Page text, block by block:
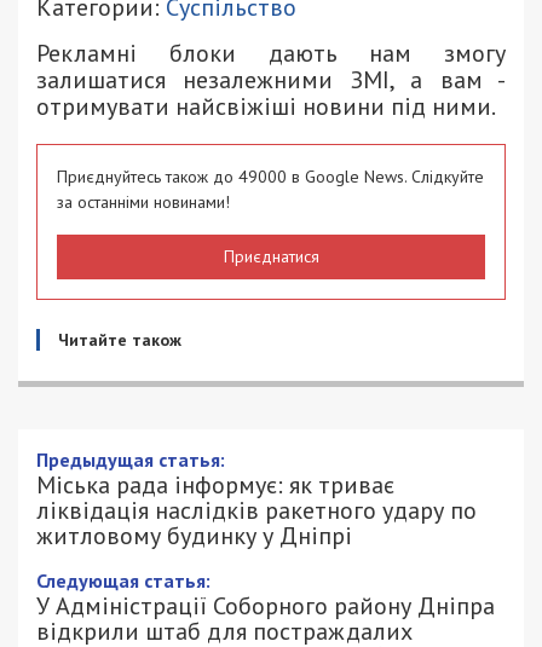
Категории: Суспільство
Рекламні блоки дають нам змогу
залишатися незалежними ЗМІ, а вам -
отримувати найсвіжіші новини під ними.
Приєднуйтесь також до 49000 в Google News. Слідкуйте
за останніми новинами!
Приєднатися
Читайте також
Міська рада інформує: як триває
ліквідація наслідків ракетного удару
по житловому будинку у Дніпрі
15/01/2023 - 13:25
ПЕТРО ЩУКІН - СПЕЦИАЛЬНО ДЛЯ
49000.COM.UA
1010